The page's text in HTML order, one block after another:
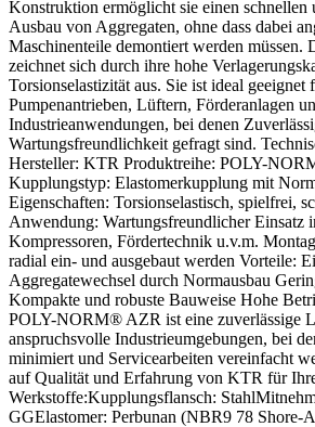
Konstruktion ermöglicht sie einen schnellen
Ausbau von Aggregaten, ohne dass dabei
Maschinenteile demontiert werden müssen.
zeichnet sich durch ihre hohe
Torsionselastizität aus. Sie ist ideal geeignet
Pumpenantrieben, Lüftern, Förderanlagen
Industrieanwendungen, bei denen
Wartungsfreundlichkeit gefragt sind.
Hersteller: KTR Produktreihe: POLY-
Kupplungstyp: Elastomerkupplung mit
Eigenschaften: Torsionselastisch, spielfrei,
Anwendung: Wartungsfreundlicher Einsatz
Kompressoren, Fördertechnik u.v.m.
radial ein- und ausgebaut werden Vorteile:
Aggregatewechsel durch Normausbau
Kompakte und robuste Bauweise Hohe
POLY-NORM® AZR ist eine zuverlässige
anspruchsvolle Industrieumgebungen, bei
minimiert und Servicearbeiten vereinfacht
auf Qualität und Erfahrung von KTR für
Werkstoffe:Kupplungsflansch:
GGElastomer: Perbunan (NBR9 78 Shore-